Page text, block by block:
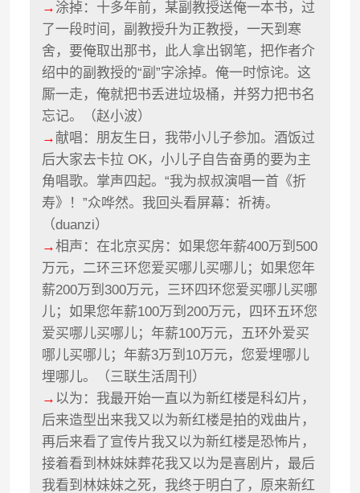
→ 涂掉：十多年前，某副教授送俺一本书，过
了一段时间，副教授升为正教授，一天到寒
舍，要俺取出那书，此人拿出钢笔，把作者介
绍中的副教授的“副”字涂掉。俺一时惊诧。这
厮一走，俺就把书丢进垃圾桶，并努力把书名
忘记。（赵小波）
→献唱：朋友生日，我带小儿子参加。酒饭过
后大家去卡拉 OK，小儿子自告奋勇的要为主
角唱歌。掌声四起。“我为叔叔演唱一首《折
寿》！”众哗然。我回头看屏幕：祈祷。
（duanzi）
→相声：在北京买房：如果您年薪400万到500
万元，二环三环您爱买哪儿买哪儿；如果您年
薪200万到300万元，三环四环您爱买哪儿买哪
儿；如果您年薪100万到200万元，四环五环您
爱买哪儿买哪儿；年薪100万元，五环外爱买
哪儿买哪儿；年薪3万到10万元，您爱埋哪儿
埋哪儿。（三联生活周刊）
→ 以为：我最开始一直以为新红楼是科幻片，
后来造型出来我又以为新红楼是拍的戏曲片，
再后来看了宣传片我又以为新红楼是恐怖片，
接着看到林妹妹葬花我又以为是喜剧片，最后
我看到林妹妹之死，我终于明白了，原来新红